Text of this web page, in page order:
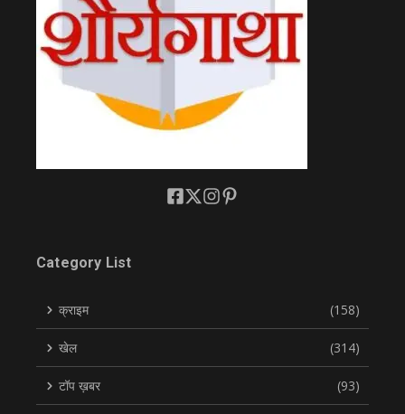
Category List
क्राइम (158)
खेल (314)
टॉप ख़बर (93)